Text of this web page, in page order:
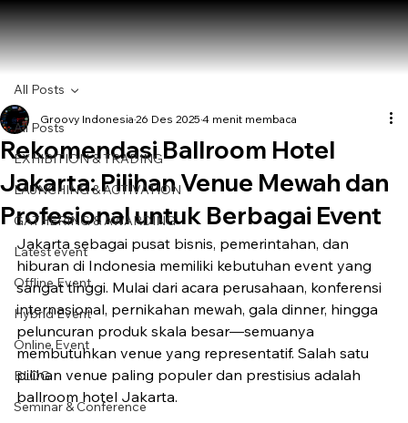
All Posts
EXHIBITION & TRADING
LAUNCHING & ACTIVATION
GATHERING & AWARDING
Latest event
Offline Event
Hybrid Event
Online Event
BLOG
Seminar & Conference
All Posts
Rekomendasi Ballroom Hotel
Jakarta: Pilihan Venue Mewah dan
Profesional untuk Berbagai Event
Groovy Indonesia 26 Des 2025 4 menit membaca
Jakarta sebagai pusat bisnis, pemerintahan, dan
hiburan di Indonesia memiliki kebutuhan event yang
sangat tinggi. Mulai dari acara perusahaan, konferensi
internasional, pernikahan mewah, gala dinner, hingga
peluncuran produk skala besar—semuanya
membutuhkan venue yang representatif. Salah satu
pilihan venue paling populer dan prestisius adalah
ballroom hotel Jakarta.